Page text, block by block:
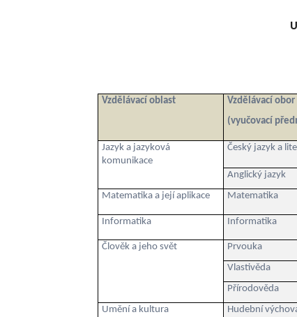
Vzdělávací oblast
Vzdělávací obor
(vyučovací
Jazyk a jazyková
komunikace
Český jazyk a
Anglický jazyk
Matematika a její aplikace
Matematika
Informatika Informatika
Člověk a jeho svět Prvouka
Vlastivěda
Přírodověda
Umění a kultura
Hudební